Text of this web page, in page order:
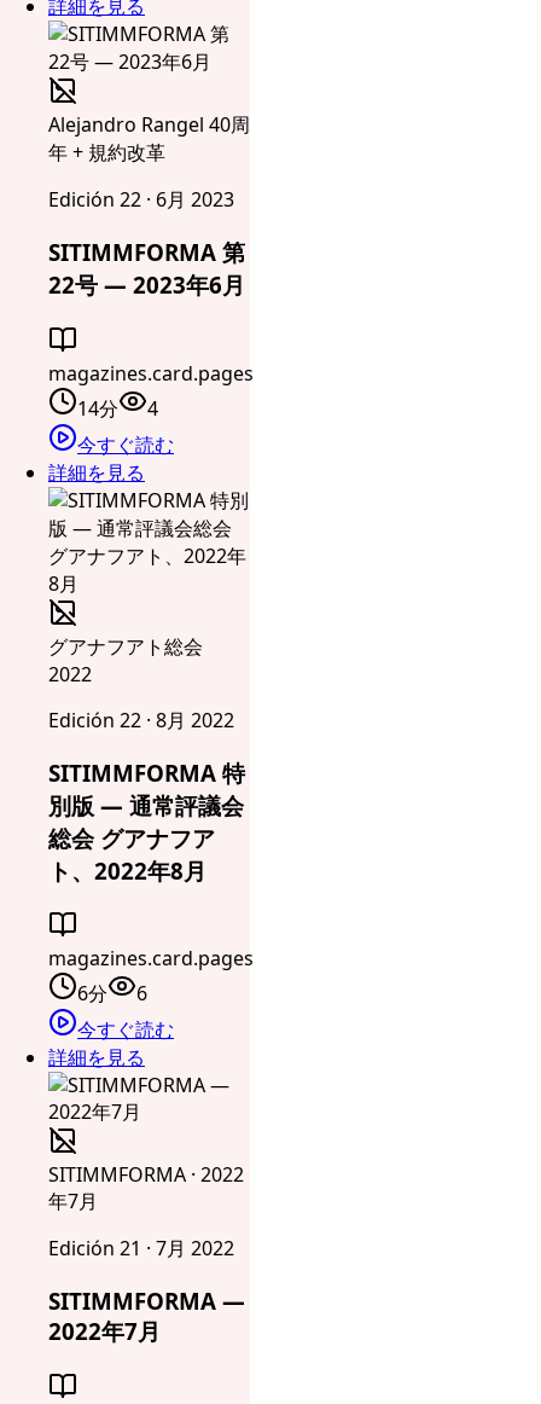
詳細を見る
Alejandro Rangel 40周
年 + 規約改革
Edición 22 · 6月 2023
SITIMMFORMA 第
22号 — 2023年6月
magazines.card.pages
14分
4
今すぐ読む
詳細を見る
グアナフアト総会
2022
Edición 22 · 8月 2022
SITIMMFORMA 特
別版 — 通常評議会
総会 グアナフア
ト、2022年8月
magazines.card.pages
6分
6
今すぐ読む
詳細を見る
SITIMMFORMA · 2022
年7月
Edición 21 · 7月 2022
SITIMMFORMA —
2022年7月